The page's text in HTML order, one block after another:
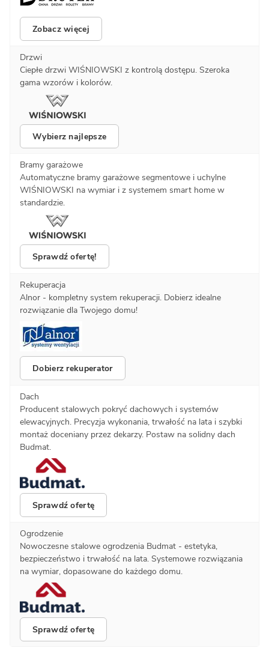
Zobacz więcej
Drzwi
Ciepłe drzwi WIŚNIOWSKI z kontrolą dostępu. Szeroka
gama wzorów i kolorów.
Wybierz najlepsze
Bramy garażowe
Automatyczne bramy garażowe segmentowe i uchylne
WIŚNIOWSKI na wymiar i z systemem smart home w
standardzie.
Sprawdź ofertę!
Rekuperacja
Alnor - kompletny system rekuperacji. Dobierz idealne
rozwiązanie dla Twojego domu!
Dobierz rekuperator
Dach
Producent stalowych pokryć dachowych i systemów
elewacyjnych. Precyzja wykonania, trwałość na lata i szybki
montaż doceniany przez dekarzy. Postaw na solidny dach
Budmat.
Sprawdź ofertę
Ogrodzenie
Nowoczesne stalowe ogrodzenia Budmat - estetyka,
bezpieczeństwo i trwałość na lata. Systemowe rozwiązania
na wymiar, dopasowane do każdego domu.
Sprawdź ofertę